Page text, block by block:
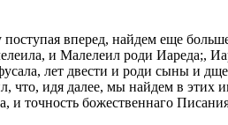
вперед, найдем еще
и Малелеил роди Иареда;,
лет двести и роди сыны и
что, идя далее, мы найдем в этих
и точность божественнаго